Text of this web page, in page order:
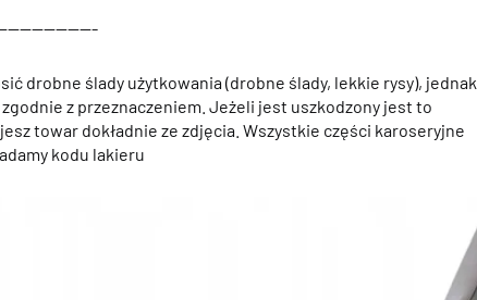
drobne ślady użytkowania (drobne ślady, lekkie rysy), jednak
z przeznaczeniem. Jeżeli jest uszkodzony jest to
towar dokładnie ze zdjęcia. Wszystkie części karoseryjne
kodu lakieru